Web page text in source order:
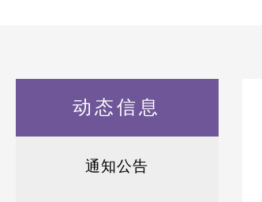
动态信息
通知公告